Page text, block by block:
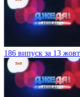
186 випуск за 13